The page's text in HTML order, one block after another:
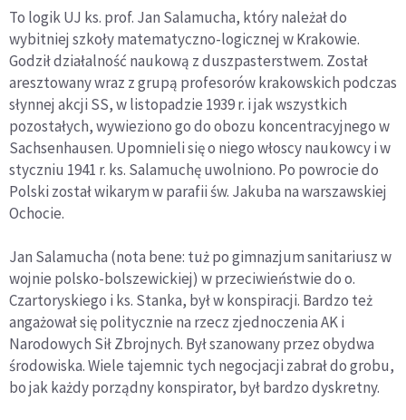
To logik UJ ks. prof. Jan Salamucha, który należał do
wybitniej szkoły matematyczno-logicznej w Krakowie.
Godził działalność naukową z duszpasterstwem. Został
aresztowany wraz z grupą profesorów krakowskich podczas
słynnej akcji SS, w listopadzie 1939 r. i jak wszystkich
pozostałych, wywieziono go do obozu koncentracyjnego w
Sachsenhausen. Upomnieli się o niego włoscy naukowcy i w
styczniu 1941 r. ks. Salamuchę uwolniono. Po powrocie do
Polski został wikarym w parafii św. Jakuba na warszawskiej
Ochocie.
Jan Salamucha (nota bene: tuż po gimnazjum sanitariusz w
wojnie polsko-bolszewickiej) w przeciwieństwie do o.
Czartoryskiego i ks. Stanka, był w konspiracji. Bardzo też
angażował się politycznie na rzecz zjednoczenia AK i
Narodowych Sił Zbrojnych. Był szanowany przez obydwa
środowiska. Wiele tajemnic tych negocjacji zabrał do grobu,
bo jak każdy porządny konspirator, był bardzo dyskretny.